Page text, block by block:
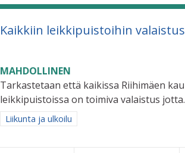
Kaikkiin leikkipuistoihin valaistus
MAHDOLLINEN
Tarkastetaan että kaikissa Riihimäen
leikkipuistoissa on toimiva valaistus
Rajaa tulokset aihepiirin mukaan: Liikunta ja
Liikunta ja ulkoilu